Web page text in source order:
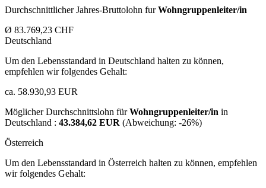
Durchschnittlicher Jahres-Bruttolohn furWohngruppenleiter/in
Ø 83.769,23 CHF
Deutschland
Um den Lebensstandard in Deutschland halten zu können,
empfehlen wir folgendes Gehalt:
ca. 58.930,93 EUR
Möglicher Durchschnittslohn fürWohngruppenleiter/in in
Deutschland : 43.384,62 EUR (Abweichung: -26%)
Österreich
Um den Lebensstandard in Österreich halten zu können, empfehlen
wir folgendes Gehalt: